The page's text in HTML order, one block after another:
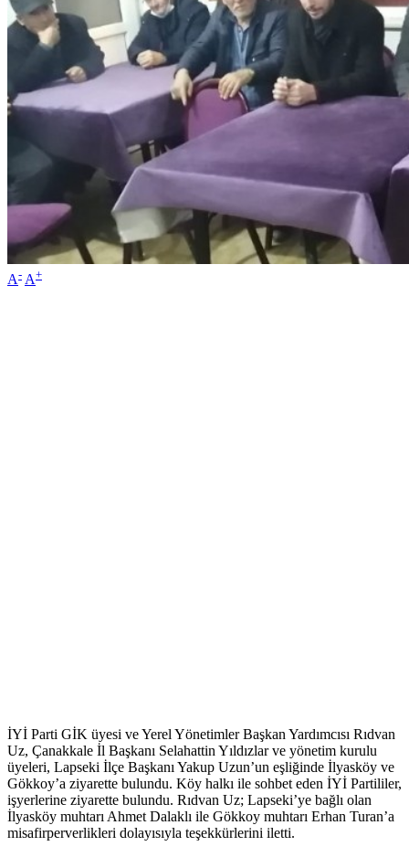
A- A+
İYİ Parti GİK üyesi ve Yerel Yönetimler Başkan Yardımcısı Rıdvan
Uz, Çanakkale İl Başkanı Selahattin Yıldızlar ve yönetim kurulu
üyeleri, Lapseki İlçe Başkanı Yakup Uzun’un eşliğinde İlyasköy ve
Gökkoy’a ziyarette bulundu. Köy halkı ile sohbet eden İYİ Partililer,
işyerlerine ziyarette bulundu. Rıdvan Uz; Lapseki’ye bağlı olan
İlyasköy muhtarı Ahmet Dalaklı ile Gökkoy muhtarı Erhan Turan’a
misafirperverlikleri dolayısıyla teşekkürlerini iletti.